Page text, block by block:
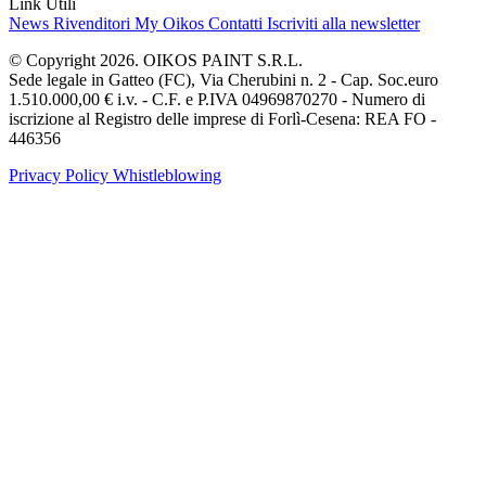
News Rivenditori My Oikos Contatti Iscriviti alla newsletter
© Copyright 2026. OIKOS PAINT S.R.L.
Sede legale in Gatteo (FC), Via Cherubini n. 2 - Cap. Soc.euro
1.510.000,00 € i.v. - C.F. e P.IVA 04969870270 - Numero di
iscrizione al Registro delle imprese di Forlì-Cesena: REA FO -
446356
Privacy Policy Whistleblowing